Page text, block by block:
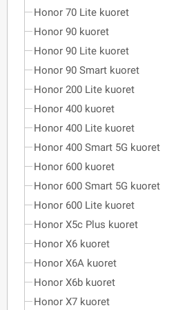
Honor 70 Lite kuoret
Honor 90 kuoret
Honor 90 Lite kuoret
Honor 90 Smart kuoret
Honor 200 Lite kuoret
Honor 400 kuoret
Honor 400 Lite kuoret
Honor 400 Smart 5G kuoret
Honor 600 kuoret
Honor 600 Smart 5G kuoret
Honor 600 Lite kuoret
Honor X5c Plus kuoret
Honor X6 kuoret
Honor X6A kuoret
Honor X6b kuoret
Honor X7 kuoret